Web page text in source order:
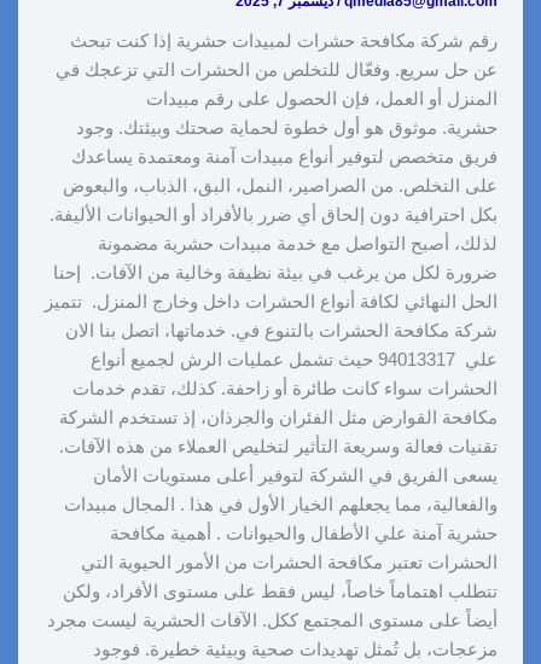
رقم شركة مكافحة حشرات لمبيدات حشرية إذا كنت تبحث
عن حل سريع. وفعّال للتخلص من الحشرات التي تزعجك في
المنزل أو العمل، فإن الحصول على رقم مبيدات
حشرية. موثوق هو أول خطوة لحماية صحتك وبيئتك. وجود
فريق متخصص لتوفير أنواع مبيدات آمنة ومعتمدة يساعدك
على التخلص. من الصراصير، النمل، البق، الذباب، والبعوض
بكل احترافية دون إلحاق أي ضرر بالأفراد أو الحيوانات الأليفة.
لذلك، أصبح التواصل مع خدمة مبيدات حشرية مضمونة
ضرورة لكل من يرغب في بيئة نظيفة وخالية من الآفات. إحنا
الحل النهائي لكافة أنواع الحشرات داخل وخارج المنزل. تتميز
شركة مكافحة الحشرات بالتنوع في. خدماتها، اتصل بنا الان
علي 94013317 حيث تشمل عمليات الرش لجميع أنواع
الحشرات سواء كانت طائرة أو زاحفة. كذلك، تقدم خدمات
مكافحة القوارض مثل الفئران والجرذان، إذ تستخدم الشركة
تقنيات فعالة وسريعة التأثير لتخليص العملاء من هذه الآفات.
يسعى الفريق في الشركة لتوفير أعلى مستويات الأمان
والفعالية، مما يجعلهم الخيار الأول في هذا . المجال مبيدات
حشرية آمنة علي الأطفال والحيوانات . أهمية مكافحة
الحشرات تعتبر مكافحة الحشرات من الأمور الحيوية التي
تتطلب اهتماماً خاصاً، ليس فقط على مستوى الأفراد، ولكن
أيضاً على مستوى المجتمع ككل. الآفات الحشرية ليست مجرد
مزعجات، بل تُمثل تهديدات صحية وبيئية خطيرة. فوجود